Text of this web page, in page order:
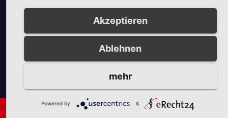
Neues aus Unternehmen
Akzeptieren
Ablehnen
mehr
Powered by &